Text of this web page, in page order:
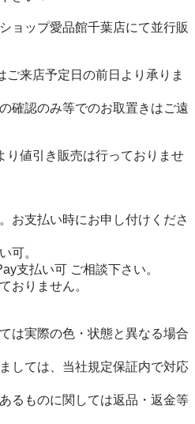
ョップ愛品館千葉店にて並行販
来店予定日の前日より承りま
確認のみ等でのお取置きはご遠
り値引き販売は行っておりませ
お支払い時にお申し付けくださ
可。
支払い可 ご相談下さい。
おりません。
は実際の色・状態と異なる場合
しては、当社規定保証内で対応
るものに関しては返品・返金等